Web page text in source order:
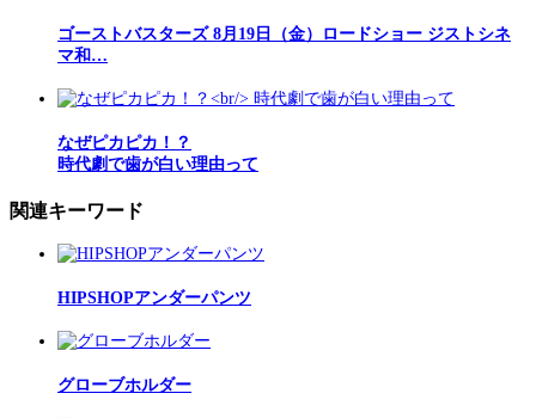
ゴーストバスターズ 8月19日（金）ロードショー ジストシネ
マ和…
なぜピカピカ！？
時代劇で歯が白い理由って
関連キーワード
HIPSHOPアンダーパンツ
グローブホルダー